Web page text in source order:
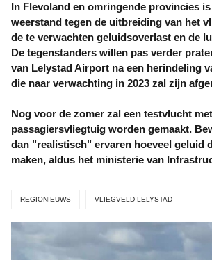
In Flevoland en omringende provincies
weerstand tegen de uitbreiding van het
de te verwachten geluidsoverlast en de
De tegenstanders willen pas verder
van Lelystad Airport na een herindeling
die naar verwachting in 2023 zal zijn
Nog voor de zomer zal een testvlucht
passagiersvliegtuig worden gemaakt.
dan "realistisch" ervaren hoeveel geluid
maken, aldus het ministerie van
REGIONIEUWS VLIEGVELD LELYSTAD